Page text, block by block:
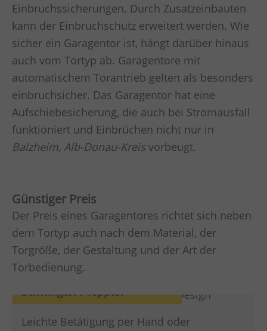
Einbruchssicherungen. Durch Zusatzeinbauten
kann der Einbruchschutz erweitert werden. Wie
sicher ein Garagentor ist, hängt darüber hinaus
auch vom Tortyp ab. Garagentore mit
automatischem Torantrieb gelten als besonders
einbruchsicher. Das Garagentor hat eine
Aufschiebesicherung, die auch bei Stromausfall
funktioniert und Einbrüchen nicht nur in
Balzheim, Alb-Donau-Kreis vorbeugt.
Günstiger Preis
Der Preis eines Garagentores richtet sich neben
dem Tortyp auch nach dem Material, der
Torgröße, der Gestaltung und der Art der
Torbedienung.
Schwingtor / Kipptor
Leichte Betätigung per Hand oder